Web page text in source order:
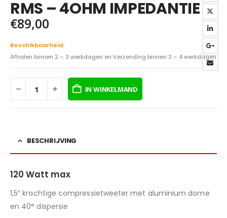
RMS – 4OHM IMPEDANTIE
€89,00
Beschikbaarheid:
Afhalen binnen 2 – 3 werkdagen en Verzending binnen 3 – 4 werkdagen
IN WINKELMAND
BESCHRIJVING
120 Watt max
1,5″ krachtige compressietweeter met aluminium dome
en 40° dispersie